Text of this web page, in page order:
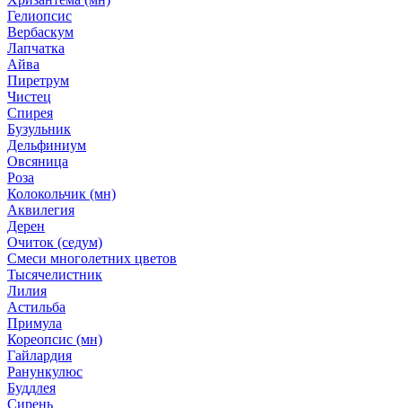
Гелиопсис
Вербаскум
Лапчатка
Айва
Пиретрум
Чистец
Спирея
Бузульник
Дельфиниум
Овсяница
Роза
Колокольчик (мн)
Аквилегия
Дерен
Очиток (седум)
Смеси многолетних цветов
Тысячелистник
Лилия
Астильба
Примула
Кореопсис (мн)
Гайлардия
Ранункулюс
Буддлея
Сирень